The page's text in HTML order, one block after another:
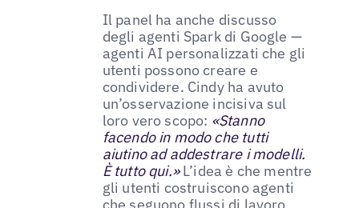
Il panel ha anche discusso
degli agenti Spark di Google —
agenti AI personalizzati che gli
utenti possono creare e
condividere. Cindy ha avuto
un’osservazione incisiva sul
loro vero scopo: «Stanno
facendo in modo che tutti
aiutino ad addestrare i modelli.
È tutto qui.»L’idea è che mentre
gli utenti costruiscono agenti